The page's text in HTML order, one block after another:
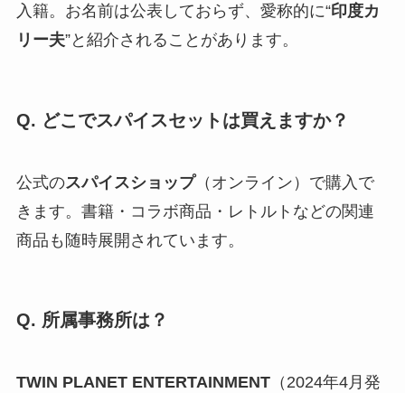
入籍。お名前は公表しておらず、愛称的に“印度カ
リー夫”と紹介されることがあります。
Q. どこでスパイスセットは買えますか？
公式のスパイスショップ（オンライン）で購入で
きます。書籍・コラボ商品・レトルトなどの関連
商品も随時展開されています。
Q. 所属事務所は？
TWIN PLANET ENTERTAINMENT（2024年4月発